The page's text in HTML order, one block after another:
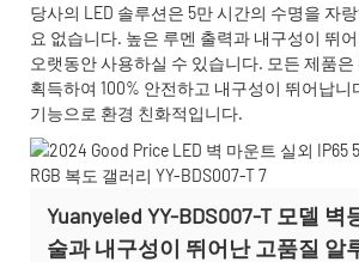
당사의 LED 솔루션은 5만 시간의 수명을 자
요 없습니다. 높은 루멘 출력과 내구성이 뛰
오랫동안 사용하실 수 있습니다. 모든 제품은
획득하여 100% 안전하고 내구성이 뛰어납
기능으로 환경 친화적입니다.
Yuanyeled YY-BDS007-T 모델 벽
술과 내구성이 뛰어난 고품질 알